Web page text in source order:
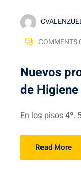
COMMENTS
Nuevos
de Higiene
En los pisos 4º.
Read More